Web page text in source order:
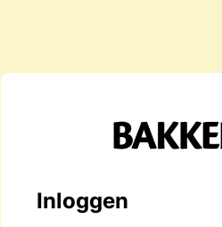
Inloggen